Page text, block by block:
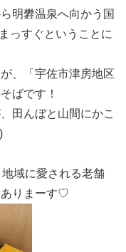
明礬温泉へ向かう国
っすぐということに
、「宇佐市津房地区
ばです！
田んぼと山間にかこ
域に愛される老舗
ありまーす♡